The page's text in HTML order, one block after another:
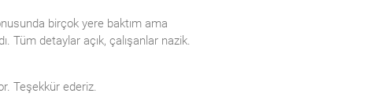
birçok yere baktım ama
Tüm detaylar açık, çalışanlar nazik.
Teşekkür ederiz.